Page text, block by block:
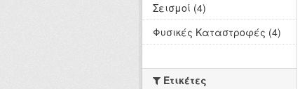
Σεισμοί (4)
Φυσικές Καταστροφές (4)
Ετικέτες